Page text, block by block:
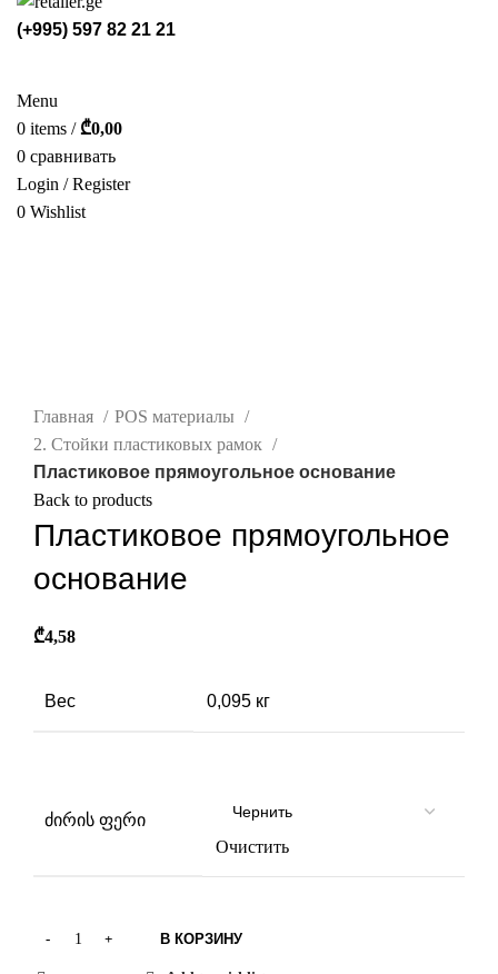
(+995) 597 82 21 21
Menu
0 items / ₾0,00
0 сравнивать
Login / Register
0 Wishlist
Главная
POS материалы
2. Стойки пластиковых рамок
Пластиковое прямоугольное основание
Back to products
Пластиковое прямоугольное
основание
₾4,58
Вес 0,095 кг
ძირის ფერი
Очистить
В КОРЗИНУ